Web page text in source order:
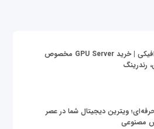
قیمت سرور گرافیکی | خرید GPU Server مخصوص
ویترین دیجیتال شما در عصر
مصنوعی